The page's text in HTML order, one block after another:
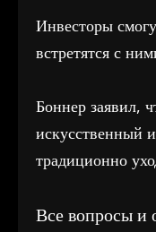
Инвесторы
встретятся с
Боннер заявил,
искусственный
традиционно
Все вопросы и